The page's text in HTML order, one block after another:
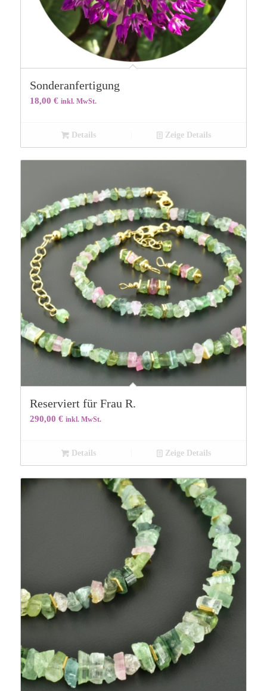
Sonderanfertigung
18,00 € inkl. MwSt.
Details Zeige Details
Reserviert für Frau R.
290,00 € inkl. MwSt.
Details Zeige Details